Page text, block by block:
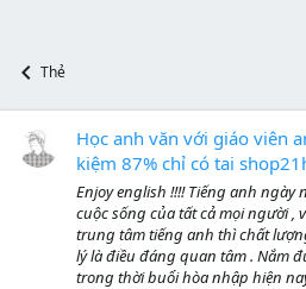
Thẻ
Học anh văn với giáo viên
kiệm 87% chỉ có tai
Enjoy english !!!! Tiếng anh
cuộc sống của tất cả mọi người ,
trung tâm tiếng anh thì chất
lý là điều đáng quan tâm . Nắm
trong thời buổi hòa nhập hiện